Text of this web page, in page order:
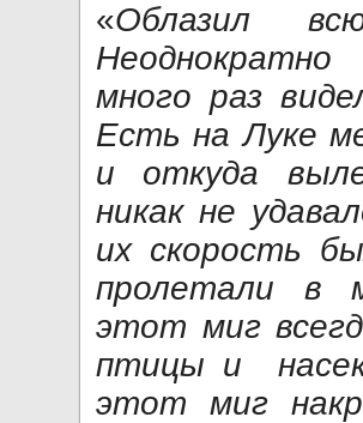
«Облазил
много раз
Есть на Луке
и откуда
никак не
их скорость
пролетали в
этот миг
птицы и
этот миг